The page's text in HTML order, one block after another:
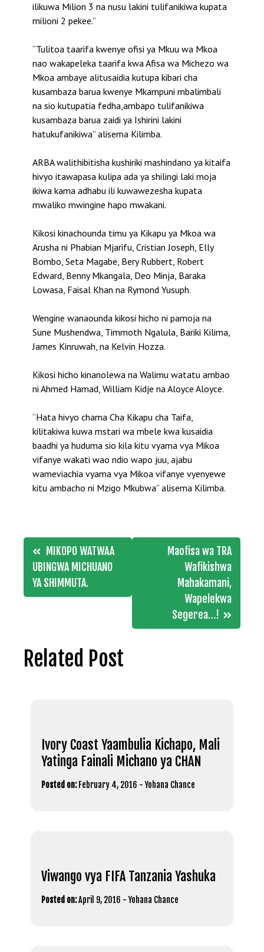
ilikuwa Milion 3 na nusu lakini tulifanikiwa kupata
milioni 2 pekee.”
“Tulitoa taarifa kwenye ofisi ya Mkuu wa Mkoa
nao wakapeleka taarifa kwa Afisa wa Michezo wa
Mkoa ambaye alitusaidia kutupa kibari cha
kusambaza barua kwenye Mkampuni mbalimbali
na sio kutupatia fedha,ambapo tulifanikiwa
kusambaza barua zaidi ya Ishirini lakini
hatukufanikiwa” alisema Kilimba.
ARBA walithibitisha kushiriki mashindano ya kitaifa
hivyo itawapasa kulipa ada ya shilingi laki moja
ikiwa kama adhabu ili kuwawezesha kupata
mwaliko mwingine hapo mwakani.
Kikosi kinachounda timu ya Kikapu ya Mkoa wa
Arusha ni Phabian Mjarifu, Cristian Joseph, Elly
Bombo, Seta Magabe, Bery Rubbert, Robert
Edward, Benny Mkangala, Deo Minja, Baraka
Lowasa, Faisal Khan na Rymond Yusuph.
Wengine wanaounda kikosi hicho ni pamoja na
Sune Mushendwa, Timmoth Ngalula, Bariki Kilima,
James Kinruwah, na Kelvin Hozza.
Kikosi hicho kinanolewa na Walimu watatu ambao
ni Ahmed Hamad, William Kidje na Aloyce Aloyce.
“Hata hivyo chama Cha Kikapu cha Taifa,
kilitakiwa kuwa mstari wa mbele kwa kusaidia
baadhi ya huduma sio kila kitu vyama vya Mikoa
vifanye wakati wao ndio wapo juu, ajabu
wameviachia vyama vya Mikoa vifanye vyenyewe
kitu ambacho ni Mzigo Mkubwa” alisema Kilimba.
Post
navigation
MIKOPO WATWAA
UBINGWA MICHUANO
YA SHIMMUTA.
Maofisa wa TRA
Wafikishwa
Mahakamani,
Wapelekwa
Segerea…!
Related Post
Ivory Coast Yaambulia Kichapo, Mali
Yatinga Fainali Michano ya CHAN
Posted on: February 4, 2016 -Yohana Chance
Viwango vya FIFA Tanzania Yashuka
Posted on:April 9, 2016 -Yohana Chance